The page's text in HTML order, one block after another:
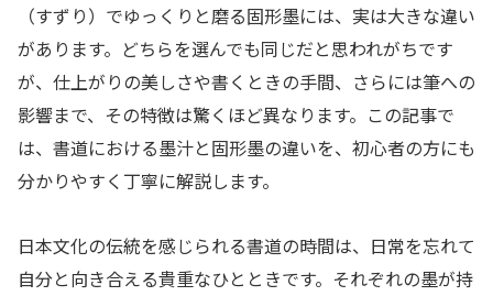
（すずり）でゆっくりと磨る固形墨には、実は大きな違い
があります。どちらを選んでも同じだと思われがちです
が、仕上がりの美しさや書くときの手間、さらには筆への
影響まで、その特徴は驚くほど異なります。この記事で
は、書道における墨汁と固形墨の違いを、初心者の方にも
分かりやすく丁寧に解説します。
日本文化の伝統を感じられる書道の時間は、日常を忘れて
自分と向き合える貴重なひとときです。それぞれの墨が持